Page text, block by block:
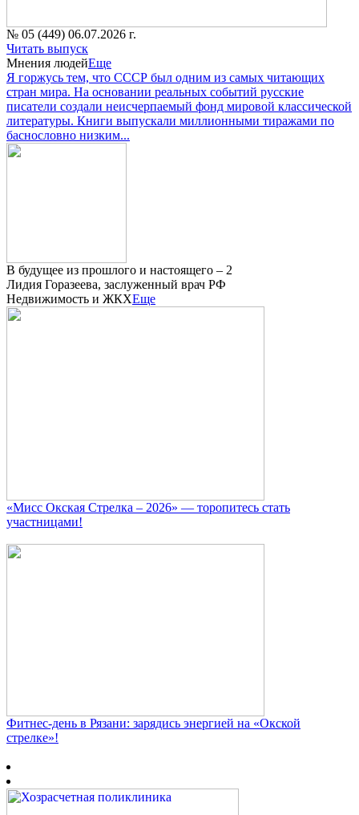
№ 05 (449) 06.07.2026 г.
Читать выпуск
Мнения людейЕще
Я горжусь тем, что СССР был одним из самых читающих
стран мира. На основании реальных событий русские
писатели создали неисчерпаемый фонд мировой классической
литературы. Книги выпускали миллионными тиражами по
баснословно низким...
В будущее из прошлого и настоящего – 2
Лидия Горазеева, заслуженный врач РФ
Недвижимость и ЖКХЕще
«Мисс Окская Стрелка – 2026» — торопитесь стать
участницами!
Фитнес‑день в Рязани: зарядись энергией на «Окской
стрелке»!